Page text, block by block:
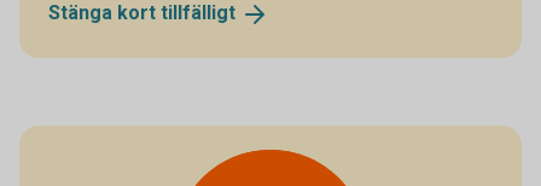
Stänga kort tillfälligt